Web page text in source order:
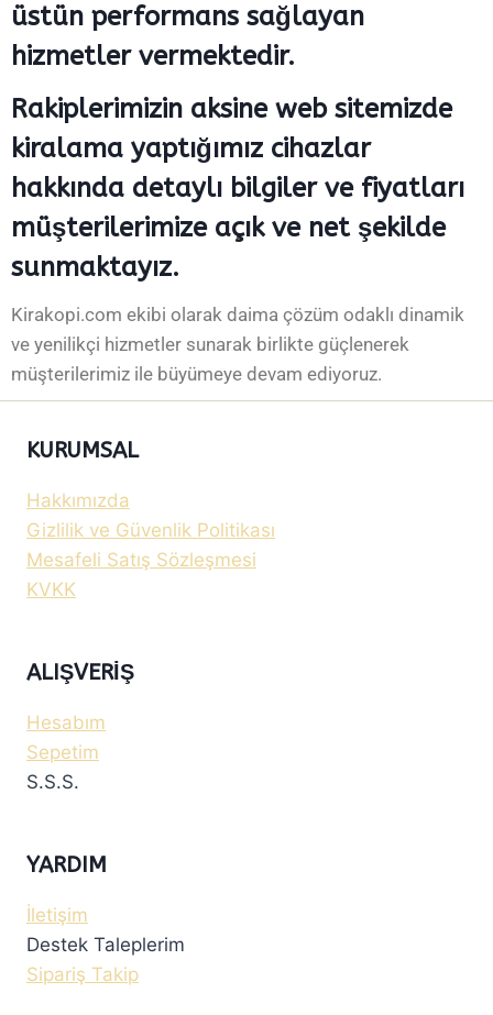
üstün performans sağlayan
hizmetler vermektedir.
Rakiplerimizin aksine web sitemizde
kiralama yaptığımız cihazlar
hakkında detaylı bilgiler ve fiyatları
müşterilerimize açık ve net şekilde
sunmaktayız.
Kirakopi.com ekibi olarak daima çözüm odaklı dinamik
ve yenilikçi hizmetler sunarak birlikte güçlenerek
müşterilerimiz ile büyümeye devam ediyoruz.
KURUMSAL
Hakkımızda
Gizlilik ve Güvenlik Politikası
Mesafeli Satış Sözleşmesi
KVKK
ALIŞVERIŞ
Hesabım
Sepetim
S.S.S.
YARDIM
İletişim
Destek Taleplerim
Sipariş Takip